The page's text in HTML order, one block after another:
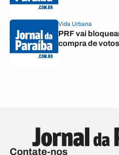
Vida Urbana
PRF vai
compra de
Contate-nos